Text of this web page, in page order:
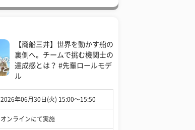
【商船三井】世界を動かす船の
裏側へ。チームで挑む機関士の
達成感とは？ #先輩ロールモデ
ル
2026年06月30日(火) 15:00〜15:50
オンラインにて実施